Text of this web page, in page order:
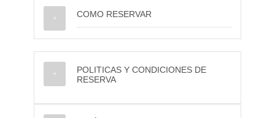
COMO RESERVAR
POLITICAS Y CONDICIONES DE
RESERVA